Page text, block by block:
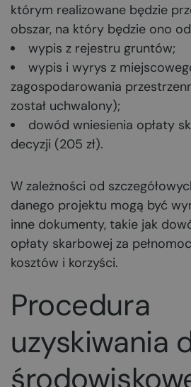
którym realizowane będzie
obszar, na który będzie ono
wypis z rejestru gruntów;
wypis i wyrys z
zagospodarowania
został uchwalony);
dowód wniesienia opłaty
decyzji (205 zł).
W zależności od
danego projektu mogą być
inne dokumenty, takie jak
opłaty skarbowej za
kosztów i korzyści.
Procedura
uzyskiwania